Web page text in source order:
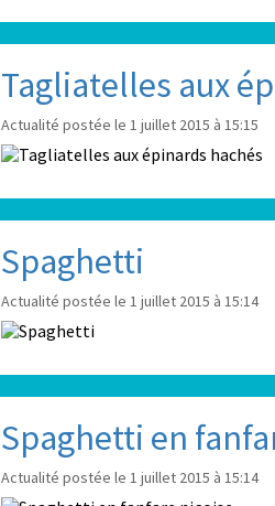
Tagliatelles aux
Actualité postée le 1 juillet 2015 à 15:15
Spaghetti
Actualité postée le 1 juillet 2015 à 15:14
Spaghetti en
Actualité postée le 1 juillet 2015 à 15:14